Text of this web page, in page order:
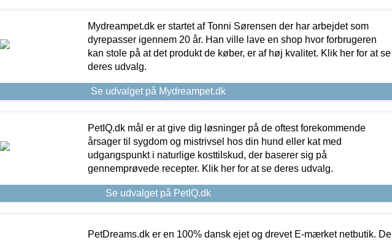
Mydreampet.dk er startet af Tonni Sørensen der har arbejdet som
dyrepasser igennem 20 år. Han ville lave en shop hvor forbrugeren
kan stole på at det produkt de køber, er af høj kvalitet. Klik her for at se
deres udvalg.
Se udvalget på Mydreampet.dk
PetIQ.dk mål er at give dig løsninger på de oftest forekommende
årsager til sygdom og mistrivsel hos din hund eller kat med
udgangspunkt i naturlige kosttilskud, der baserer sig på
gennemprøvede recepter. Klik her for at se deres udvalg.
Se udvalget på PetIQ.dk
PetDreams.dk er en 100% dansk ejet og drevet E-mærket netbutik. De